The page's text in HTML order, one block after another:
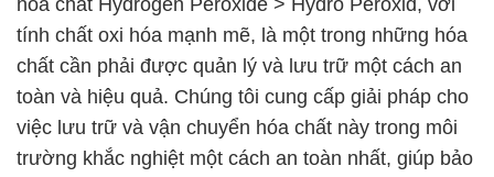
hóa chất Hydrogen Peroxide > Hydro Peroxid, với
tính chất oxi hóa mạnh mẽ, là một trong những hóa
chất cần phải được quản lý và lưu trữ một cách an
toàn và hiệu quả. Chúng tôi cung cấp giải pháp cho
việc lưu trữ và vận chuyển hóa chất này trong môi
trường khắc nghiệt một cách an toàn nhất, giúp bảo